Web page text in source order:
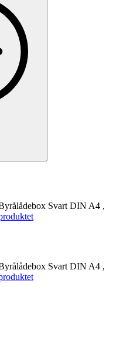
Svart DIN A4 ,
Svart DIN A4 ,